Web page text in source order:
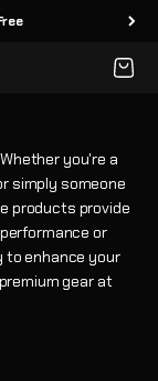
Panier
you're a
simply someone
products provide
or
to enhance your
gear at